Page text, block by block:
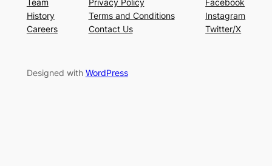
Team
History
Careers
Privacy Policy
Terms and Conditions
Contact Us
Facebook
Instagram
Twitter/X
Designed with WordPress